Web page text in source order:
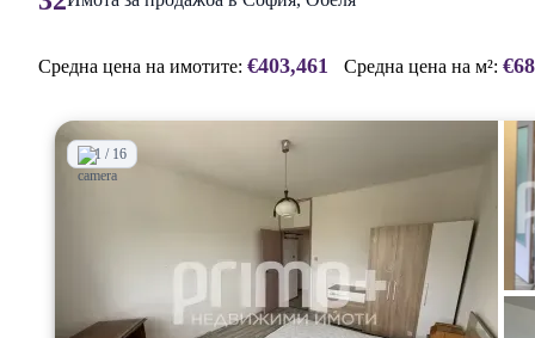
Средна цена на имотите: €403,461 Средна цена на м²:
1 / 16